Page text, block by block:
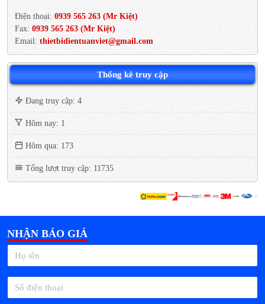
Điện thoại: 0939 565 263 (Mr Kiệt)
Fax: 0939 565 263 (Mr Kiệt)
Email: thietbidientuanviet@gmail.com
Thống kê truy cập
Đang truy cập: 4
Hôm nay: 1
Hôm qua: 173
Tổng lượt truy cập: 11735
NHẬN BÁO GIÁ